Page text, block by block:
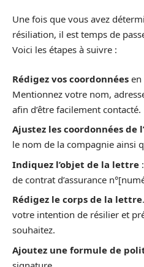
Une fois que vous avez
résiliation, il est temps de
Voici les étapes à suivre :
Rédigez vos coordonnées en
Mentionnez votre nom,
afin d’être facilement contacté.
Ajustez les coordonnées de
le nom de la compagnie ainsi
Indiquez l’objet de la lettre
de contrat d’assurance
Rédigez le corps de la lettre
votre intention de résilier et
souhaitez.
Ajoutez une formule de